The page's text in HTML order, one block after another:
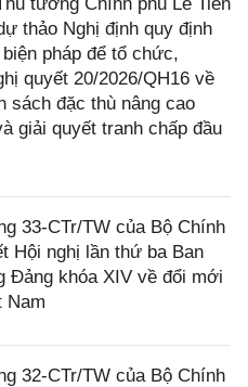
thảo Nghị định quy định
pháp để tổ chức,
quyết 20/2026/QH16 về
sách đặc thù nâng cao
giải quyết tranh chấp đầu
33-CTr/TW của Bộ Chính
Hội nghị lần thứ ba Ban
Đảng khóa XIV về đổi mới
Nam
32-CTr/TW của Bộ Chính